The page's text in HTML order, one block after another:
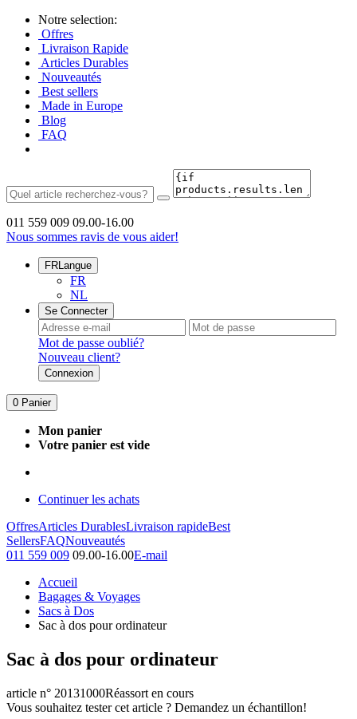
Notre selection:
Offres
Livraison Rapide
Articles Durables
Nouveautés
Best sellers
Made in Europe
Blog
FAQ
011 559 009 09.00-16.00
Nous sommes ravis de vous aider!
FRLangue
FR
NL
Se Connecter
Mot de passe oublié?
Nouveau client?
Connexion
0 Panier
Mon panier
Votre panier est vide
Continuer les achats
OffresArticles DurablesLivraison rapideBest
SellersFAQNouveautés
011 559 009 09.00-16.00E-mail
Accueil
Bagages & Voyages
Sacs à Dos
Sac à dos pour ordinateur
Sac à dos pour ordinateur
article n° 20131000Réassort en cours
Vous souhaitez tester cet article ? Demandez un échantillon!